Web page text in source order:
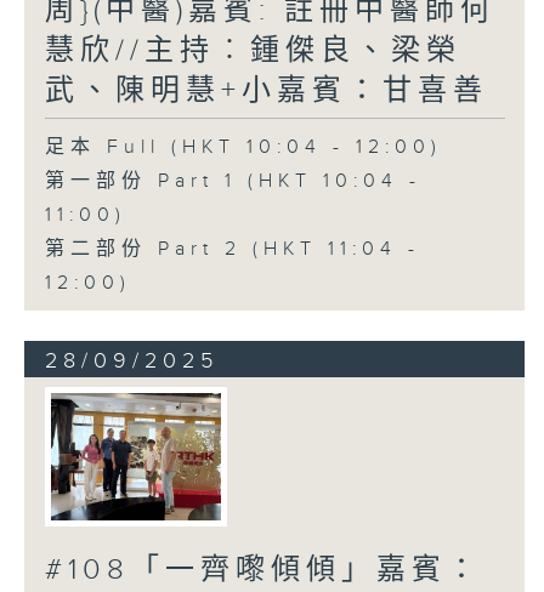
周}(中醫)嘉賓: 註冊中醫師何
慧欣//主持︰鍾傑良、梁榮
武、陳明慧+小嘉賓：甘喜善
足本 Full (HKT 10:04 - 12:00)
第一部份 Part 1 (HKT 10:04 -
11:00)
第二部份 Part 2 (HKT 11:04 -
12:00)
28/09/2025
#108「一齊嚟傾傾」嘉賓：